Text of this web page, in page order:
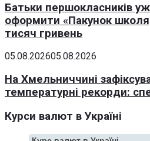
Батьки першокласників
оформити «Пакунок
тисяч гривень
05.08.202605.08.2026
На Хмельниччині
температурні рекорди:
Курси валют в Україні